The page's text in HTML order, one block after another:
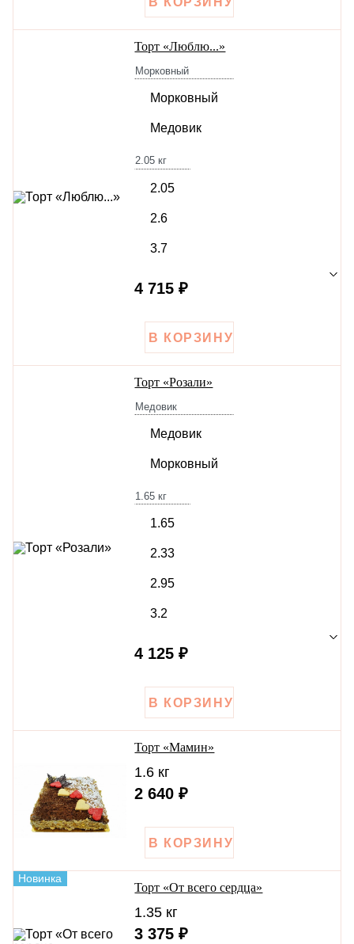
Торт «Люблю...»
Морковный
Морковный
Медовик
2.05 кг
2.05
2.6
3.7
4 715 ₽
Торт «Розали»
Медовик
Медовик
Морковный
1.65 кг
1.65
2.33
2.95
3.2
4 125 ₽
Торт «Мамин»
1.6 кг
2 640 ₽
Новинка
Торт «От всего сердца»
1.35 кг
3 375 ₽